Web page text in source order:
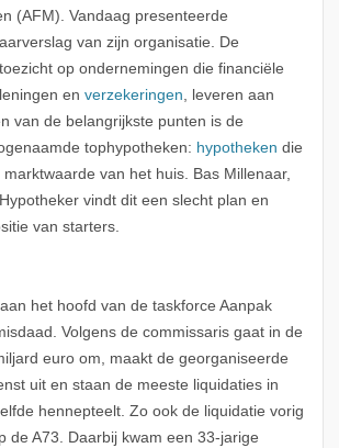
(AFM). Vandaag presenteerde
van zijn organisatie. De
op ondernemingen die financiële
en verzekeringen, leveren aan
van de belangrijkste punten is de
tophypotheken: hypotheken die
van het huis. Bas Millenaar,
vindt dit een slecht plan en
van starters.
het hoofd van de taskforce Aanpak
Volgens de commissaris gaat in de
euro om, maakt de georganiseerde
uit en staan de meeste liquidaties in
hennepteelt. Zo ook de liquidatie vorig
de A73. Daarbij kwam een 33-jarige